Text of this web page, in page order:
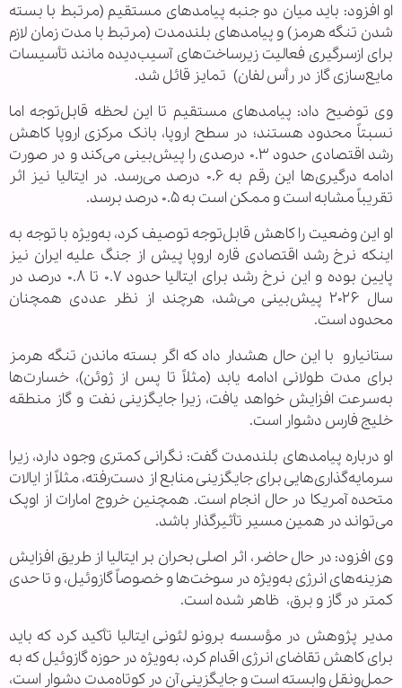
او افزود: باید میان دو جنبه پیامدهای مستقیم (مرتبط با بسته
شدن تنگه هرمز) و پیامدهای بلندمدت (مرتبط با مدت زمان لازم
برای ازسرگیری فعالیت زیرساخت‌های آسیب‌دیده مانند تأسیسات
مایع‌سازی گاز در رأس لفان) تمایز قائل شد.
وی توضیح داد: پیامدهای مستقیم تا این لحظه قابل‌توجه اما
نسبتاً محدود هستند؛ در سطح اروپا، بانک مرکزی اروپا کاهش
رشد اقتصادی حدود ۰.۳ درصدی را پیش‌بینی می‌کند و در صورت
ادامه درگیری‌ها این رقم به ۰.۶ درصد می‌رسد. در ایتالیا نیز اثر
تقریباً مشابه است و ممکن است به ۰.۵ درصد برسد.
او این وضعیت را کاهش قابل‌توجه توصیف کرد، به‌ویژه با توجه به
اینکه نرخ رشد اقتصادی قاره اروپا پیش از جنگ علیه ایران نیز
پایین بوده و این نرخ رشد برای ایتالیا حدود ۰.۷ تا ۰.۸ درصد در
سال ۲۰۲۶ پیش‌بینی می‌شد، هرچند از نظر عددی همچنان
محدود است.
ستانیارو با این حال هشدار داد که اگر بسته ماندن تنگه هرمز
برای مدت طولانی ادامه یابد (مثلاً تا پس از ژوئن)، خسارت‌ها
به‌سرعت افزایش خواهد یافت، زیرا جایگزینی نفت و گاز منطقه
خلیج فارس دشوار است.
او درباره پیامدهای بلندمدت گفت: نگرانی کمتری وجود دارد، زیرا
سرمایه‌گذاری‌هایی برای جایگزینی منابع از دست‌رفته، مثلاً از ایالات
متحده آمریکا در حال انجام است. همچنین خروج امارات از اوپک
می‌تواند در همین مسیر تأثیرگذار باشد.
وی افزود: در حال حاضر، اثر اصلی بحران بر ایتالیا از طریق افزایش
هزینه‌های انرژی به‌ویژه در سوخت‌ها و خصوصاً گازوئیل، و تا حدی
کمتر در گاز و برق، ظاهر شده است.
مدیر پژوهش در مؤسسه برونو لئونی ایتالیا تأکید کرد که باید
برای کاهش تقاضای انرژی اقدام کرد، به‌ویژه در حوزه گازوئیل که به
حمل‌ونقل وابسته است و جایگزینی آن در کوتاه‌مدت دشوار است،